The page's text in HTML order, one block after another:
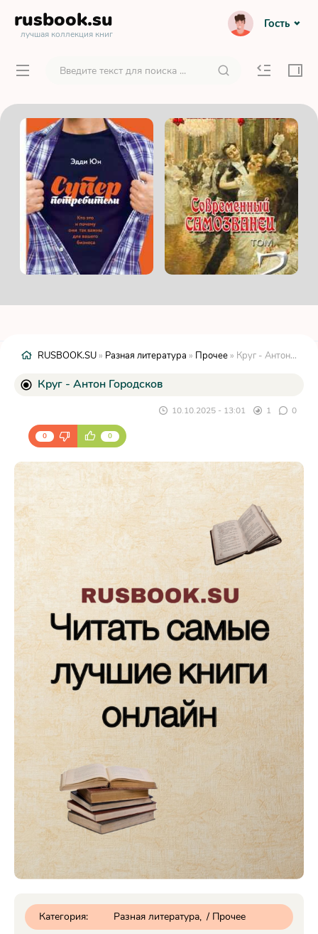
rusbook.su
лучшая коллекция книг
Гость
RUSBOOK.SU » Разная литература » Прочее » Круг - Антон Городсков
Круг - Антон Городсков
10.10.2025 - 13:01 1 0
0 0
Категория: Разная литература / Прочее